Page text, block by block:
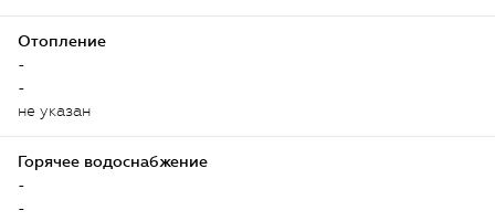
Отопление
-
-
не указан
Горячее водоснабжение
-
-